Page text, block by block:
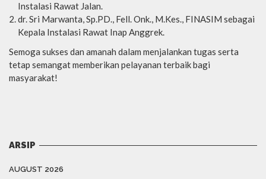
Instalasi Rawat Jalan.
dr. Sri Marwanta, Sp.PD., Fell. Onk., M.Kes., FINASIM sebagai
Kepala Instalasi Rawat Inap Anggrek.
Semoga sukses dan amanah dalam menjalankan tugas serta
tetap semangat memberikan pelayanan terbaik bagi
masyarakat!
ARSIP
AUGUST 2026